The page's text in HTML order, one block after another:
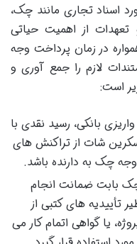
اسناد تجاری مانند چک،
تعهدات از اهمیت حیاتی
در زمان پرداخت وجه
لازم را جمع آوری و
است:
بانکی، رسید نقدی با
شات از تراکنش های
چک به دارنده باشد.
بابت ضمانت انجام
تأییدیه های کتبی از
یا گواهی اتمام کار می